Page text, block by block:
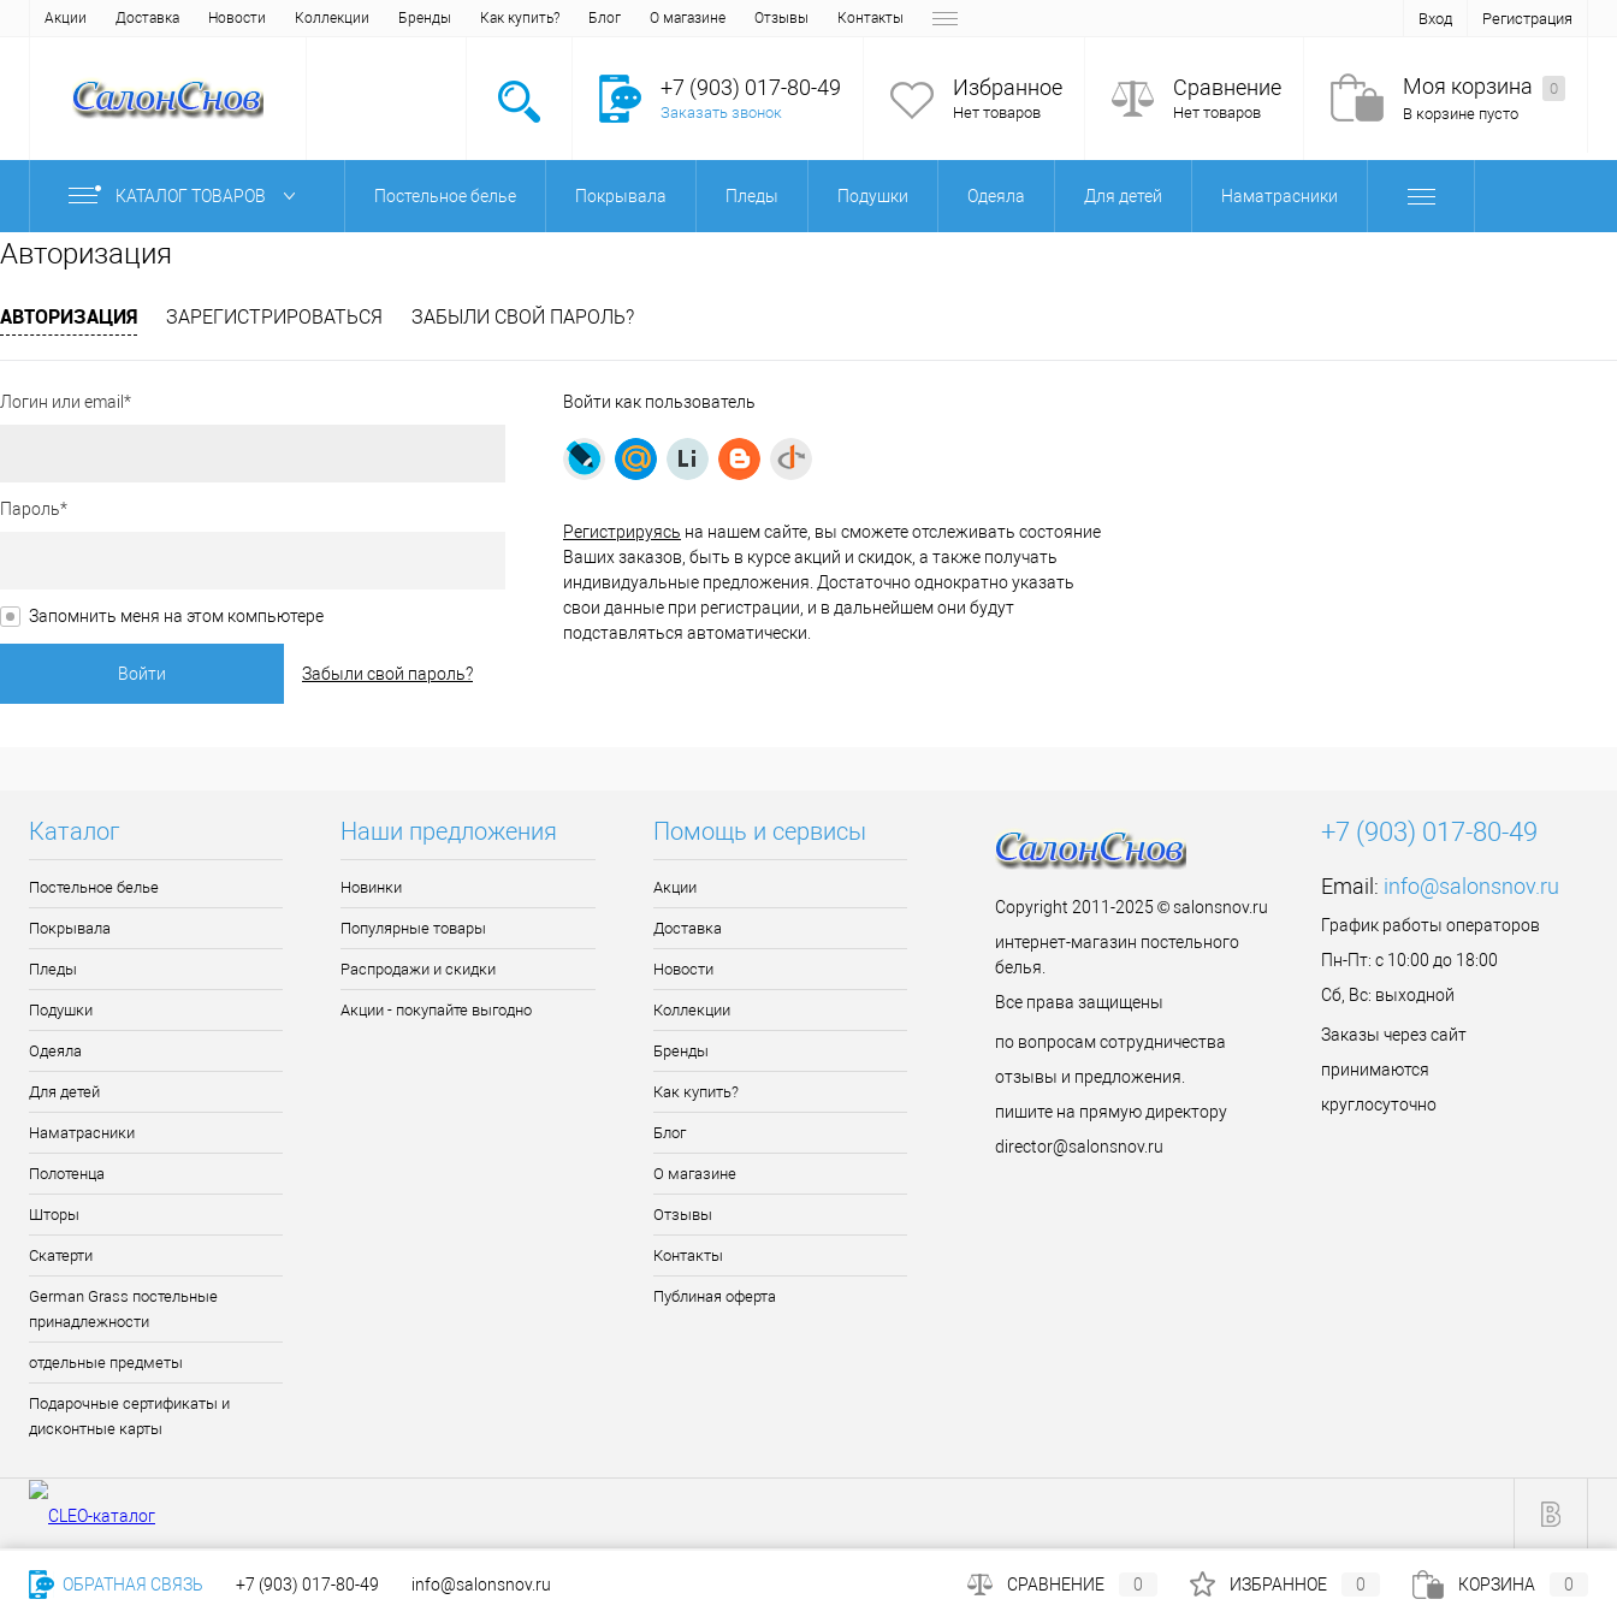
Акции Доставка Новости Коллекции Бренды Как купить? Блог О магазине Отзывы Контакты Вход Регистрация
+7 (903) 017-80-49
Заказать звонок
Избранное
Нет товаров
Сравнение
Нет товаров
Моя корзина
0
В корзине пусто
КАТАЛОГ ТОВАРОВ Постельное белье Покрывала Пледы Подушки Одеяла Для детей Наматрасники
Авторизация
АВТОРИЗАЦИЯ ЗАРЕГИСТРИРОВАТЬСЯ ЗАБЫЛИ СВОЙ ПАРОЛЬ?
Логин или email*
Пароль*
Запомнить меня на этом компьютере
Забыли свой пароль?
Войти как пользователь
Регистрируясь на нашем сайте, вы сможете отслеживать состояние
Ваших заказов, быть в курсе акций и скидок, а также получать
индивидуальные предложения. Достаточно однократно указать
свои данные при регистрации, и в дальнейшем они будут
подставляться автоматически.
Каталог
Постельное белье
Покрывала
Пледы
Подушки
Одеяла
Для детей
Наматрасники
Полотенца
Шторы
Скатерти
German Grass постельные
принадлежности
отдельные предметы
Подарочные сертификаты и
дисконтные карты
Наши предложения
Новинки
Популярные товары
Распродажи и скидки
Акции - покупайте выгодно
Помощь и сервисы
Акции
Доставка
Новости
Коллекции
Бренды
Как купить?
Блог
О магазине
Отзывы
Контакты
Публиная оферта
Copyright 2011-2025 © salonsnov.ru
интернет-магазин постельного
белья.
Все права защищены
по вопросам сотрудничества
отзывы и предложения.
пишите на прямую директору
director@salonsnov.ru
+7 (903) 017-80-49
Email: info@salonsnov.ru
График работы операторов
Пн-Пт: с 10:00 до 18:00
Сб, Вс: выходной
Заказы через сайт
принимаются
круглосуточно
ОБРАТНАЯ СВЯЗЬ +7 (903) 017-80-49 info@salonsnov.ru СРАВНЕНИЕ 0 ИЗБРАННОЕ 0 КОРЗИНА 0